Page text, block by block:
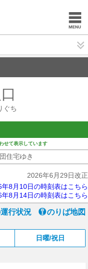
ぐち
せて表示しています
住宅ゆき
2026年6月29日改正
年8月10日の時刻表はこちら
8月14日の時刻表はこちら
行状況 のりば地図
日曜/祝日